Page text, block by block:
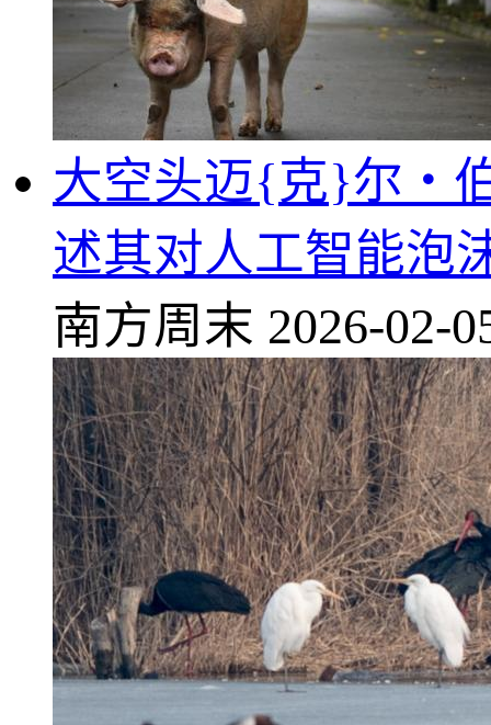
大空头迈{克}尔・
述其对人工智能泡
南方周末 2026-02-